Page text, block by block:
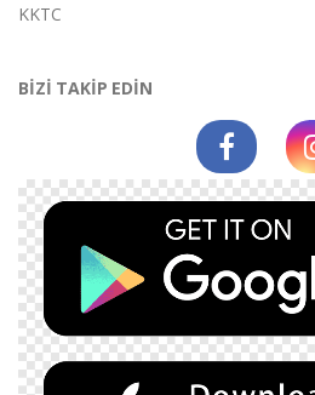
KKTC
BİZİ TAKİP EDİN